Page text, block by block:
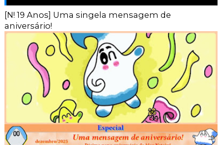
[N! 19 Anos] Uma singela mensagem de
aniversário!